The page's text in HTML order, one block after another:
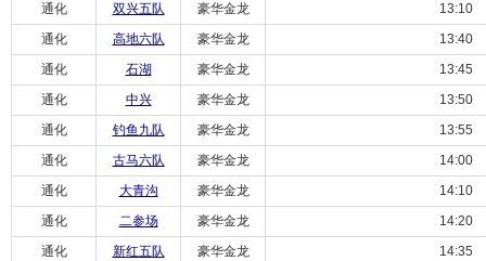
通化
双兴五队 豪华金龙
13:10
通化
高地六队 豪华金龙
13:40
通化
石湖 豪华金龙
13:45
通化
中兴 豪华金龙
13:50
通化
钓鱼九队 豪华金龙
13:55
通化
古马六队 豪华金龙
14:00
通化
大青沟 豪华金龙
14:10
通化
二参场 豪华金龙
14:20
通化
新红五队 豪华金龙
14:35